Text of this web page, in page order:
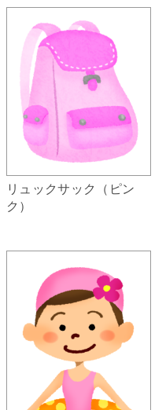
リュックサック（ピン
ク）